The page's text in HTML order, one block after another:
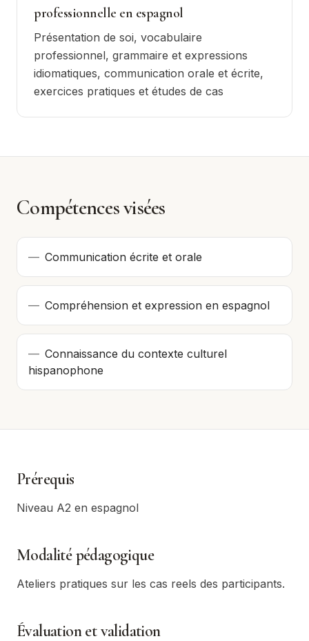
professionnelle en espagnol
Présentation de soi, vocabulaire
professionnel, grammaire et expressions
idiomatiques, communication orale et écrite,
exercices pratiques et études de cas
Compétences visées
— Communication écrite et orale
— Compréhension et expression en espagnol
— Connaissance du contexte culturel
hispanophone
Prérequis
Niveau A2 en espagnol
Modalité pédagogique
Ateliers pratiques sur les cas reels des participants.
Évaluation et validation